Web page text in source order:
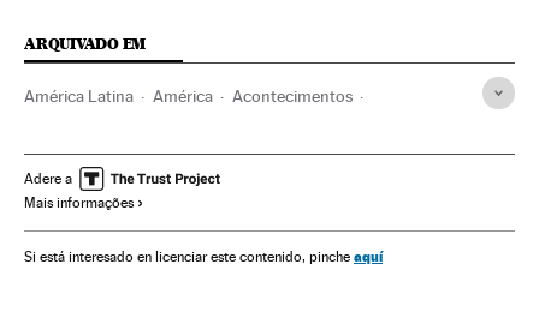
ARQUIVADO EM
América Latina América Acontecimentos
Reservas naturais Incêndios florestais
Espaços naturais
Gado
Adere a
Mais informações
Si está interesado en licenciar este contenido, pinche aquí